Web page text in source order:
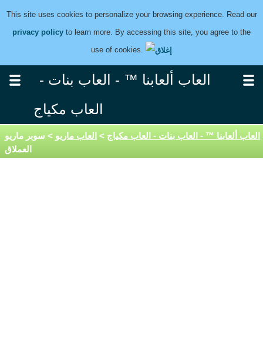
This site uses cookies to personalize your browsing experience. Read our
privacy policy to learn more. By accessing this site, you agree to the
use of cookies.
العاب ألعابنا ™ - العاب بنات -
العاب مكياج
العاب ألعابنا ™ - العاب بنات - العاب مكياج > العاب ماريو > سوبر ماريو
العملاق